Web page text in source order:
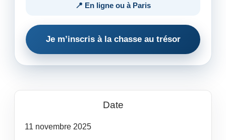
📍 En ligne ou à Paris
Je m’inscris à la chasse au trésor
Date
11 novembre 2025